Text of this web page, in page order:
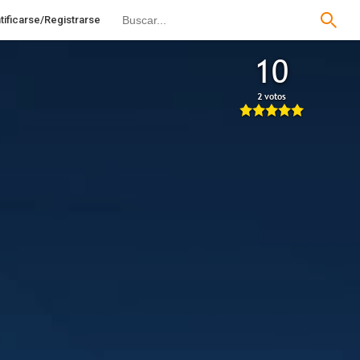
Registrarse
10
2 votos